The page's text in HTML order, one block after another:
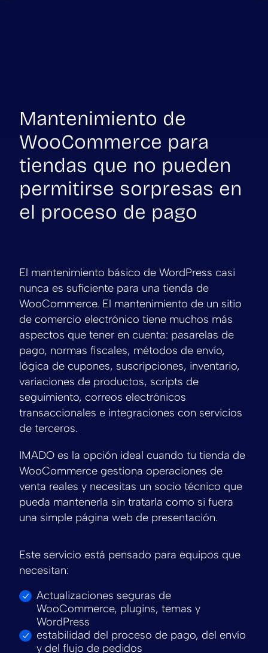
Mantenimiento de
WooCommerce para
tiendas que no pueden
permitirse sorpresas en
el proceso de pago
El mantenimiento básico de WordPress casi
nunca es suficiente para una tienda de
WooCommerce. El mantenimiento de un sitio
de comercio electrónico tiene muchos más
aspectos que tener en cuenta: pasarelas de
pago, normas fiscales, métodos de envío,
lógica de cupones, suscripciones, inventario,
variaciones de productos, scripts de
seguimiento, correos electrónicos
transaccionales e integraciones con servicios
de terceros.
IMADO es la opción ideal cuando tu tienda de
WooCommerce gestiona operaciones de
venta reales y necesitas un socio técnico que
pueda mantenerla sin tratarla como si fuera
una simple página web de presentación.
Este servicio está pensado para equipos que
necesitan:
Actualizaciones seguras de
WooCommerce, plugins, temas y
WordPress
estabilidad del proceso de pago, del envío
y del flujo de pedidos